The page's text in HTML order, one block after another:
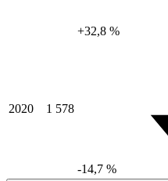
+32,8 %
2020 1 578
-14,7 %